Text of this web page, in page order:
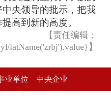
央领导的批示，把我
高到新的高度。
【责任编辑：
】
业单位 中央企业